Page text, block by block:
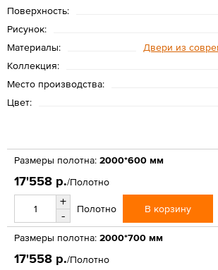
Поверхность:
Рисунок:
Материалы:
Двери из
Коллекция:
Место производства:
Цвет:
Размеры полотна: 2000*600 мм
17'558 р./Полотно
+
-
Полотно В корзину
Размеры полотна: 2000*700 мм
17'558 р./Полотно